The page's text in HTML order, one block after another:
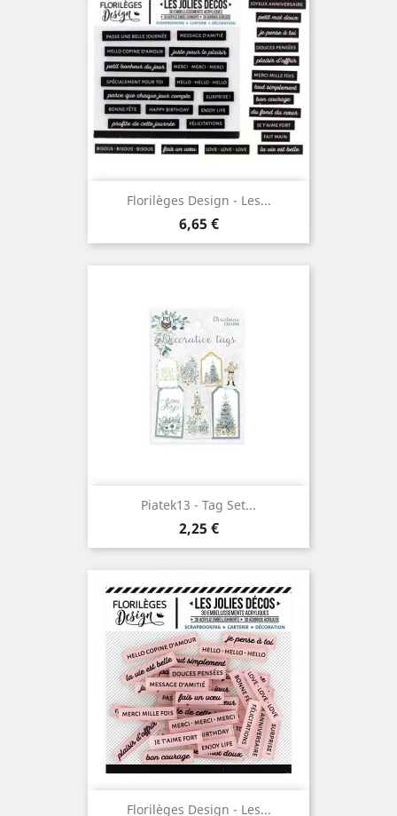
Florilèges Design - Les...
Prix
6,65 €
Piatek13 - Tag Set...
Prix
2,25 €
Florilèges Design - Les...